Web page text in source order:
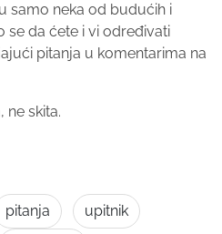
samo neka od budućih i
se da ćete i vi određivati
pitanja u komentarima na
ne skita.
pitanja
upitnik